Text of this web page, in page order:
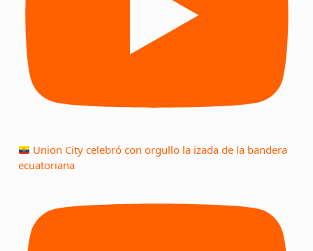
Union City celebró con orgullo la izada de la bandera
ecuatoriana